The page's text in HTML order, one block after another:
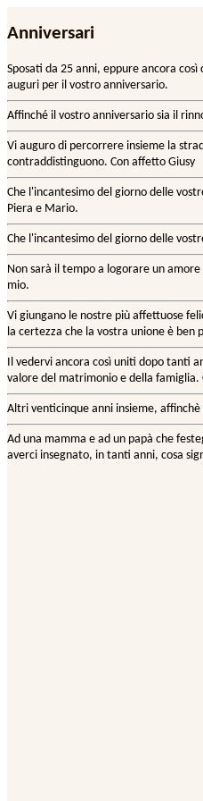
Anniversari
Sposati da 25 anni, eppure ancora
auguri per il vostro anniversario.
Affinché il vostro anniversario sia il
Vi auguro di percorrere insieme la
contraddistinguono. Con affetto Giusy
Che l'incantesimo del giorno delle
Piera e Mario.
Che l'incantesimo del giorno delle
Non sarà il tempo a logorare un
mio.
Vi giungano le nostre più affettuose
la certezza che la vostra unione è
Il vedervi ancora così uniti dopo tanti
valore del matrimonio e della famiglia.
Altri venticinque anni insieme,
Ad una mamma e ad un papà che
averci insegnato, in tanti anni, cosa